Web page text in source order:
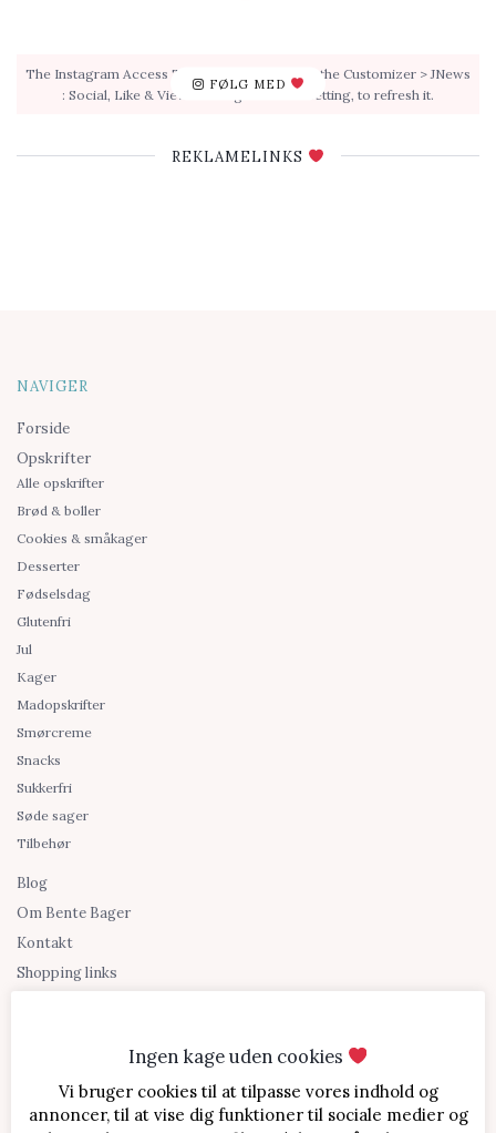
FØLG MED
The Instagram Access Token is expired, Go to the Customizer > JNews
: Social, Like & View > Instagram Feed Setting, to refresh it.
REKLAMELINKS
NAVIGER
Forside
Opskrifter
Alle opskrifter
Brød & boller
Cookies & småkager
Desserter
Fødselsdag
Glutenfri
Jul
Kager
Madopskrifter
Smørcreme
Snacks
Sukkerfri
Søde sager
Tilbehør
Blog
Om Bente Bager
Kontakt
Shopping links
Ingen kage uden cookies
Vi bruger cookies til at tilpasse vores indhold og
annoncer, til at vise dig funktioner til sociale medier og